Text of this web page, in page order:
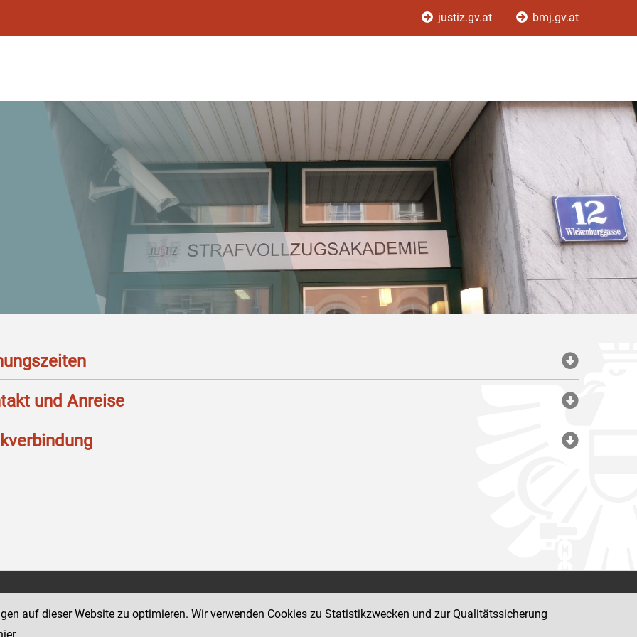
justiz.gv.at bmj.gv.at
und Anreise
12
der Justiz und des BMJ
Impressum
auf dieser Website zu optimieren. Wir verwenden Cookies zu Statistikzwecken und zur Qualitätssicherung